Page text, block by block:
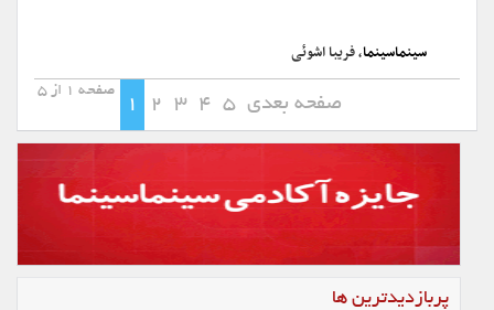
سینماسینما، فریبا اشوئی
صفحه 1 از 5
1 2 3 4 5 صفحه بعدی
پربازدیدترین ها